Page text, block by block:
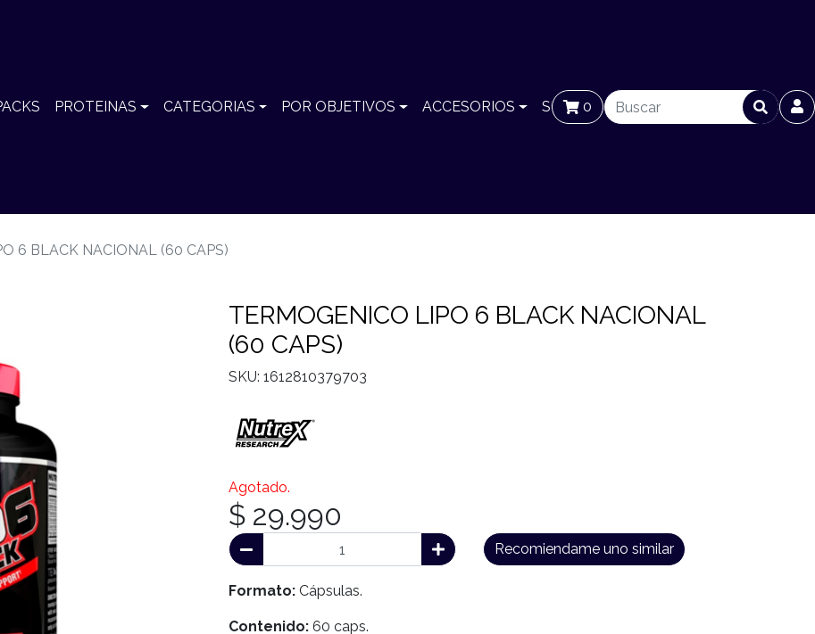
PROTEINAS CATEGORIAS POR OBJETIVOS ACCESORIOS SUCURSALES BLOG
0
6 BLACK NACIONAL (60 CAPS)
TERMOGENICO LIPO 6 BLACK NACIONAL
(60 CAPS)
SKU: 1612810379703
Agotado.
$ 29.990
Recomiendame uno similar
Formato: Cápsulas.
Contenido: 60 caps.